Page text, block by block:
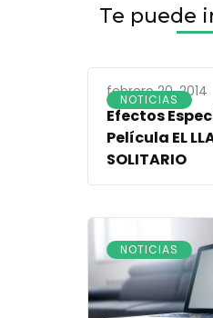
Te puede
NOTICIAS
febrero 20, 2014
Efectos
Película EL
SOLITARIO
NOTICIAS